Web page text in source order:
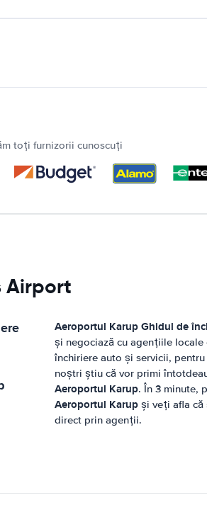
toți furnizorii cunoscuți
Airport
Aeroportul KarupGhidul de
și negociază cu agențiile locale
închiriere auto și servicii,
noștri știu că vor primi
Aeroportul Karup. În 3 minute,
Aeroportul Karup și veți afla că
direct prin agenții.